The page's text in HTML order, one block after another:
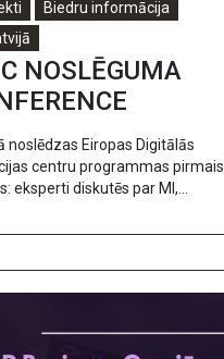
Biedru informācija
NOSLĒGUMA
noslēdzas Eiropas Digitālās
centru programmas pirmais
eksperti diskutēs par MI,